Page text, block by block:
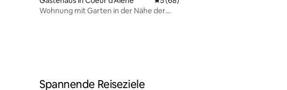
Wohnung mit Garten in der Nähe der
Spannende Reiseziele